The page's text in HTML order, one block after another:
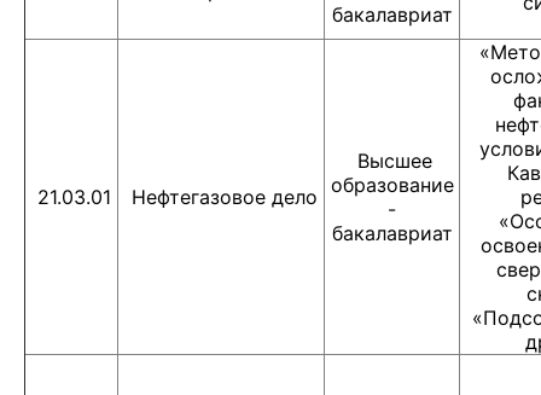
бакалавриат
21.03.01 Нефтегазовое дело
Высшее
образование
-
бакалавриат